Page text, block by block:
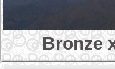
Bronze